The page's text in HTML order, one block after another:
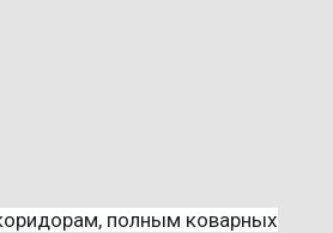
полным коварных